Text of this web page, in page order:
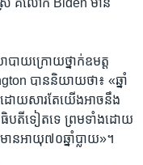
ាយ​ក្រោយថ្នាក់​ឧមត្ត​
បាន​និយាយ​ថា៖ «ឆ្នាំ​
ោយ​សារតែ​យើង​អាច​នឹង​
ាធិបតី​ទៀតទេ​ ព្រមទាំង​ដោយ​
ាន​អាយុ​៧០ឆ្នាំ​ប្លាយ»។